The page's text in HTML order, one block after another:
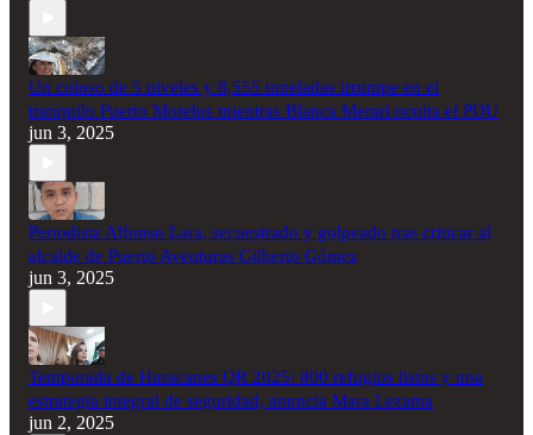
Un coloso de 5 niveles y 8,555 toneladas irrumpe en el
tranquilo Puerto Morelos mientras Blanca Merari oculta el PDU
jun 3, 2025
Periodista Alfonso Lara, secuestrado y golpeado tras criticar al
alcalde de Puerto Aventuras Gilberto Gómez
jun 3, 2025
Temporada de Huracanes QR 2025: 800 refugios listos y una
estrategia integral de seguridad, anuncia Mara Lezama
jun 2, 2025